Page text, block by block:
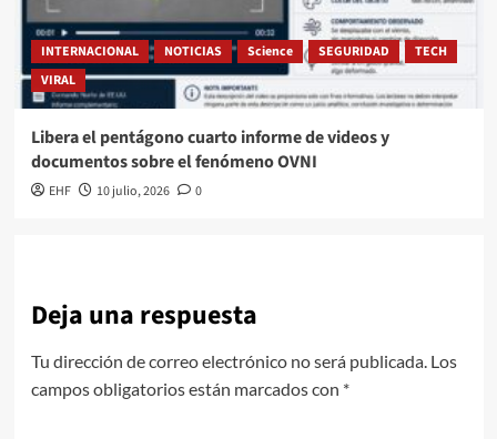
INTERNACIONAL NOTICIAS Science SEGURIDAD
TECH
VIRAL
Libera el pentágono cuarto informe de videos y
documentos sobre el fenómeno OVNI
EHF 10 julio, 2026 0
Deja una respuesta
Tu dirección de correo electrónico no será publicada. Los
campos obligatorios están marcados con *